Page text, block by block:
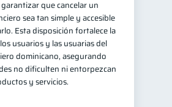
que cancelar un
sea tan simple y accesible
Esta disposición fortalece la
usuarios y las usuarias del
dominicano, asegurando
no dificulten ni entorpezcan
y servicios.